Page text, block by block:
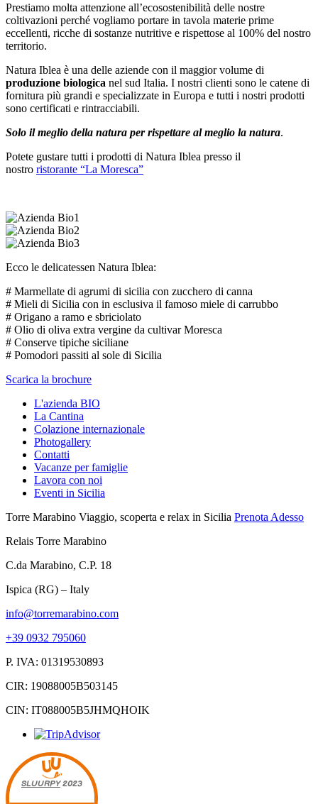
Prestiamo molta attenzione all’ecosostenibilità delle nostre
coltivazioni perché vogliamo portare in tavola materie prime
eccellenti, ricche di sostanze nutritive e rispettose al 100% del nostro
territorio.
Natura Iblea è una delle aziende con il maggior volume di
produzione biologica nel sud Italia. I nostri clienti sono le catene di
fornitura più grandi e specializzate in Europa e tutti i nostri prodotti
sono certificati e rintracciabili.
Solo il meglio della natura per rispettare al meglio la natura.
Potete gustare tutti i prodotti di Natura Iblea presso il
nostro ristorante “La Moresca”
Ecco le delicatessen Natura Iblea:
# Marmellate di agrumi di sicilia con zucchero di canna
# Mieli di Sicilia con in esclusiva il famoso miele di carrubbo
# Origano a ramo e sbriciolato
# Olio di oliva extra vergine da cultivar Moresca
# Conserve tipiche siciliane
# Pomodori passiti al sole di Sicilia
Scarica la brochure
L'azienda BIO
La Cantina
Colazione internazionale
Photogallery
Contatti
Vacanze per famiglie
Lavora con noi
Eventi in Sicilia
Torre Marabino Viaggio, scoperta e relax in Sicilia Prenota Adesso
Relais Torre Marabino
C.da Marabino, C.P. 18
Ispica (RG) – Italy
info@torremarabino.com
+39 0932 795060
P. IVA: 01319530893
CIR: 19088005B503145
CIN: IT088005B5JHMQHOIK
SLUURPY2023